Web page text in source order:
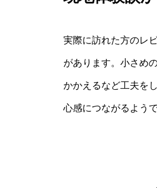
実際に訪れた方のレ
があります。小さめ
かかえるなど工夫を
心感につながるようで